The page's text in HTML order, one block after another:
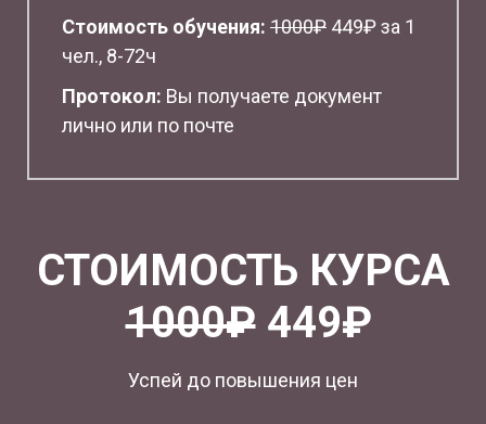
Стоимость обучения: 1000₽ 449₽ за 1
чел., 8-72ч
Протокол: Вы получаете документ
лично или по почте
СТОИМОСТЬ КУРСА
1000₽449₽
Успей до повышения цен